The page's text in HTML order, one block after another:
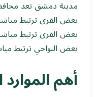
مدينة دمشق تعد
بعض القرى ترتبط
بعض القرى ترتبط
بعض النواحي ترتبط
أهم